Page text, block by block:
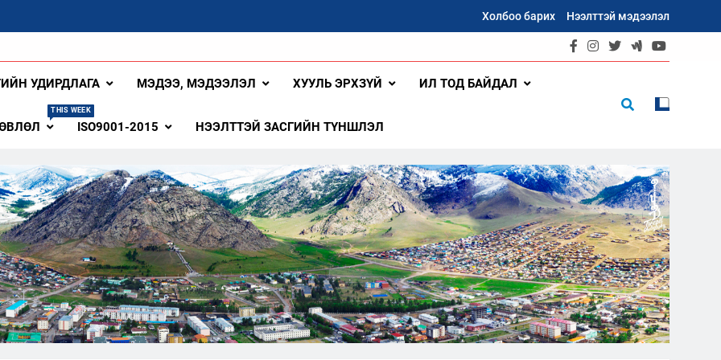
Холбоо барих Нээлттэй мэдээлэл
Аймаг
УДИРДЛАГА МЭДЭЭ, МЭДЭЭЛЭЛ ХУУЛЬ ЭРХЗҮЙ ИЛ ТОД БАЙДАЛ
THIS WEEK
ISO9001-2015 НЭЭЛТТЭЙ ЗАСГИЙН ТҮНШЛЭЛ